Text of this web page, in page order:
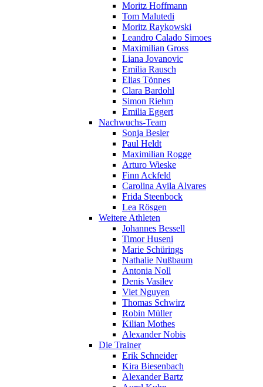
Moritz Hoffmann
Tom Malutedi
Moritz Raykowski
Leandro Calado Simoes
Maximilian Gross
Liana Jovanovic
Emilia Rausch
Elias Tönnes
Clara Bardohl
Simon Riehm
Emilia Eggert
Nachwuchs-Team
Sonja Besler
Paul Heldt
Maximilian Rogge
Arturo Wieske
Finn Ackfeld
Carolina Avila Alvares
Frida Steenbock
Lea Rösgen
Weitere Athleten
Johannes Bessell
Timor Huseni
Marie Schürings
Nathalie Nußbaum
Antonia Noll
Denis Vasilev
Viet Nguyen
Thomas Schwirz
Robin Müller
Kilian Mothes
Alexander Nobis
Die Trainer
Erik Schneider
Kira Biesenbach
Alexander Bartz